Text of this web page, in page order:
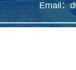
Email：